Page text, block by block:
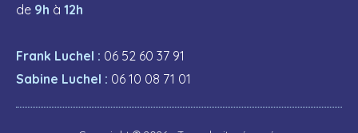
de 9h à 12h
Frank Luchel : 06 52 60 37 91
Sabine Luchel : 06 10 08 71 01